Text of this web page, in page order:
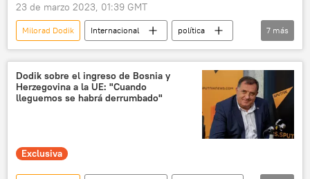
23 de marzo 2023, 01:39 GMT
Milorad Dodik Internacional
política
seguridad
Peter Szijjarto
EEUU
Sarajevo
República Srpska
Instagram
Facebook (red social)
7 más
Dodik sobre el ingreso de Bosnia y
Herzegovina a la UE: "Cuando
lleguemos se habrá derrumbado"
Exclusiva